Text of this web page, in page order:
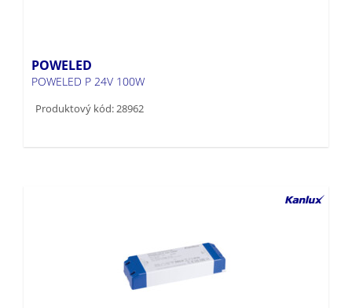
POWELED
POWELED P 24V 100W
Produktový kód: 28962